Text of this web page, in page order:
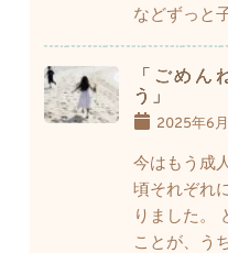
などずっと
「ごめん
う」
2025年6
今はもう成
頃それぞれ
りました。
ことが、う